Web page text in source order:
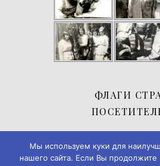
ФЛАГИ
Мы используем куки для
нашего сайта. Если Вы продолжите